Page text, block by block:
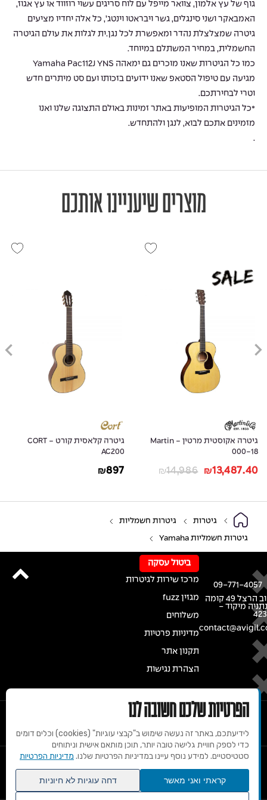
גוף של עץ אלמון, צוואר מייפל עם לוח סריגים עשוי רוזווד או עץ אגוז,
האמבאקר ושני סינגלים, גשר ויבראטו וינטג’, כל אלה יחדיו מציעים
גיטרה שמצלצלת נהדר ומאפשרת לכל נגן.ית לגלות את עולם הגיטרה
החשמלית, במחיר המשתלם במיוחד.
כמו כל הגיטרות שאנו מוכרים גם ימאהה Yamaha Pac112J YNS
מגיעה עם טיפול הסטאפ שאנו ידועים בזכותו ועם סט מיתרים חדש
וטרי לבחירתכם.
*כל הגיטרות המופיעות באתר זמינות באולם התצוגה שלנו ואנו
מזמינים אתכם לבוא, לנגן ולהתחדש.
.
מוצרים שיעניינו אותכם
גיטרה אקוסטית מרטין - Martin
000-18
₪14,986 ₪13,487.40
גיטרה קלאסית קורט - CORT
AC200
₪897
גיטרות גיטרות חשמליות
גיטרות חשמליות Yamaha
רחוב הרצל 49 קומה
מיקוד -
09-771-4057
ביטול עסקה
מרכז שירות לגיטרות
מגזין fuzz
משלוחים
מדיניות פרטיות
תקנון אתר
הצהרת נגישות
הפרטיות שלכם חשובה לנו
לידיעתכם, באתר זה נעשה שימוש ב"קבצי עוגיות" (cookies) וכלים דומים
כדי לספק חוויית גלישה טובה יותר, תוכן מותאם אישית וניתוחים
סטטיסטיים. למידע נוסף עיינו במדיניות הפרטיות שלנו. מדיניות הפרטיות
קראתי ואני מאשר דחה עוגיות לא חיוניות